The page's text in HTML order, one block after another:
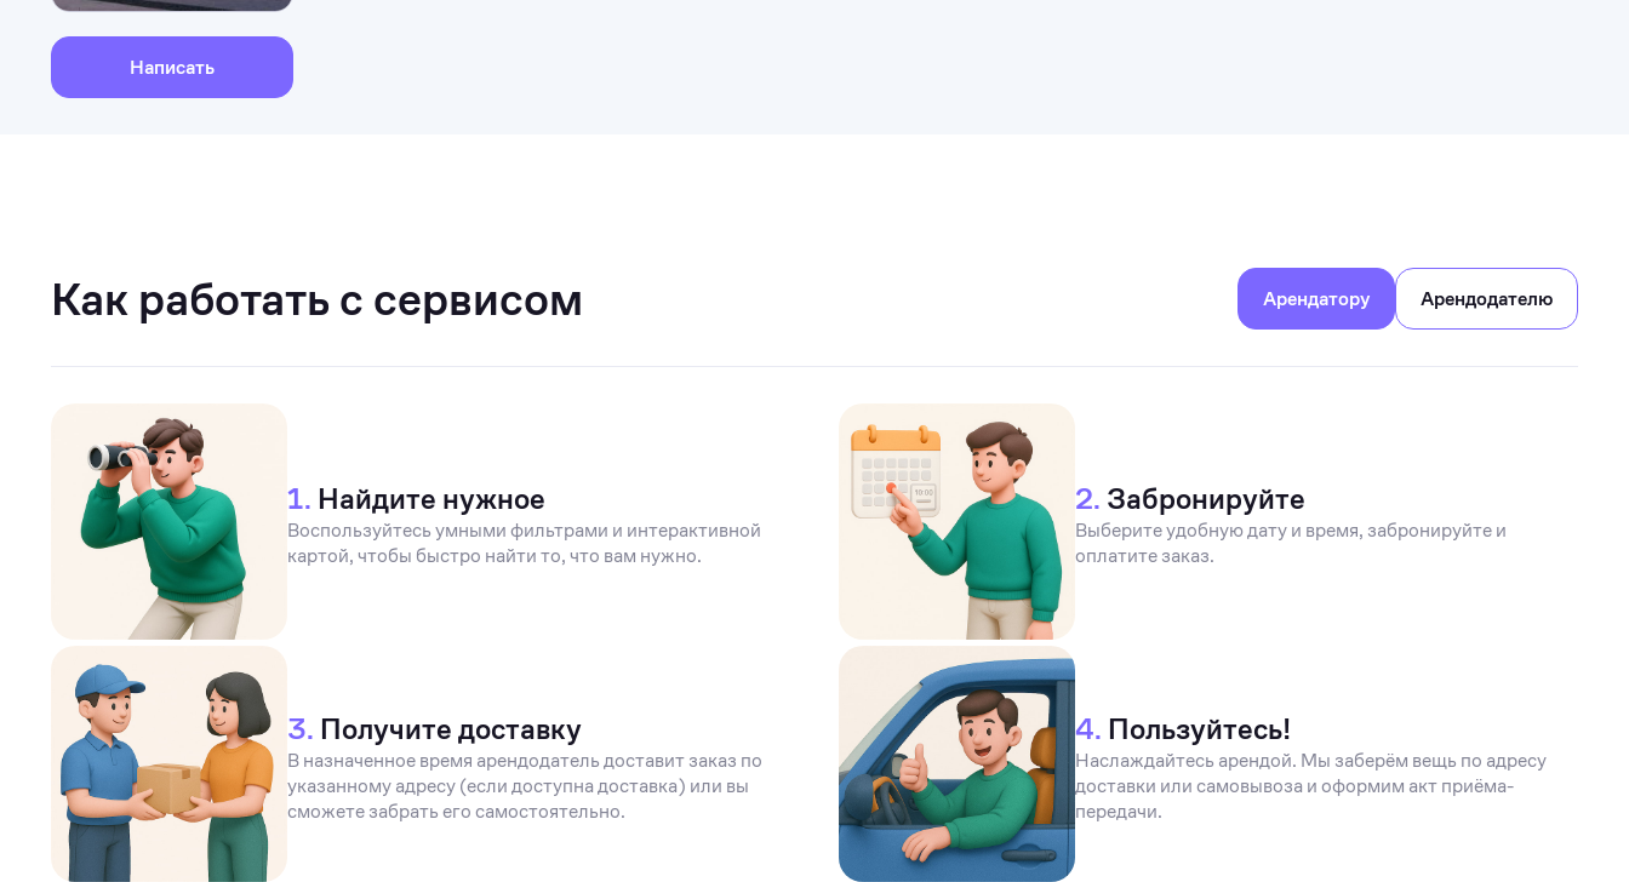
Написать
Как работать с сервисом Арендатору Арендодателю
1. Найдите нужное
Воспользуйтесь умными фильтрами и интерактивной
картой, чтобы быстро найти то, что вам нужно.
2. Забронируйте
Выберите удобную дату и время, забронируйте и
оплатите заказ.
3. Получите доставку
В назначенное время арендодатель доставит заказ по
указанному адресу (если доступна доставка) или вы
сможете забрать его самостоятельно.
4. Пользуйтесь!
Наслаждайтесь арендой. Мы заберём вещь по адресу
доставки или самовывоза и оформим акт приёма-
передачи.